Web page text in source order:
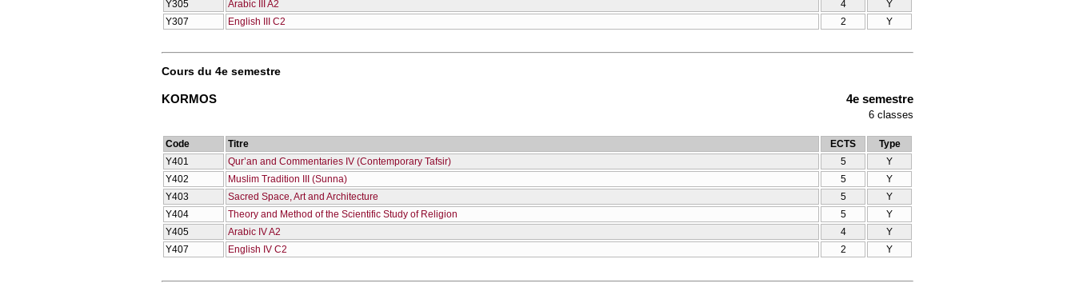
Υ305
Arabic III A2 4
Y
Υ307
English III C2 2 Y
Cours du 4e semestre
KORMOS 4e semestre
6 classes
Code Titre ECTS
Type
Υ401
Qur’an and Commentaries IV (Contemporary Tafsir) 5
Y
Υ402
Muslim Tradition III (Sunna) 5
Y
Υ403
Sacred Space, Art and Architecture 5
Y
Υ404
Theory and Method of the Scientific Study of Religion 5
Y
Υ405
Arabic IV A2 4
Y
Υ407
English IV C2 2 Y